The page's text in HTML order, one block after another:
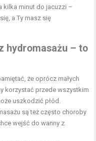
kilka minut do jacuzzi –
a Ty masz się
hydromasażu – to
że oprócz małych
korzystać przede wszystkim
uszkodzić płód.
są też często choroby
wejść do wanny z